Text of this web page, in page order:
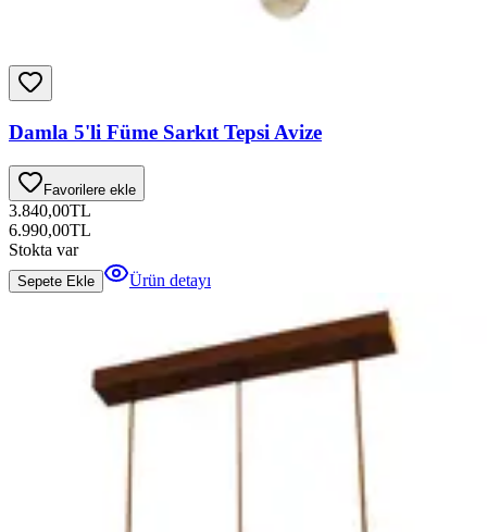
Damla 5'li Füme Sarkıt Tepsi Avize
Favorilere ekle
3.840,00TL
6.990,00TL
Stokta var
Sepete Ekle Ürün detayı